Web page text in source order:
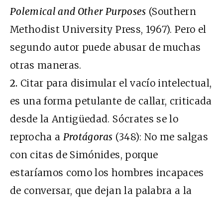
Polemical and Other Purposes (Southern
Methodist University Press, 1967). Pero el
segundo autor puede abusar de muchas
otras maneras.
2. Citar para disimular el vacío intelectual,
es una forma petulante de callar, criticada
desde la Antigüedad. Sócrates se lo
reprocha a Protágoras (348): No me salgas
con citas de Simónides, porque
estaríamos como los hombres incapaces
de conversar, que dejan la palabra a la